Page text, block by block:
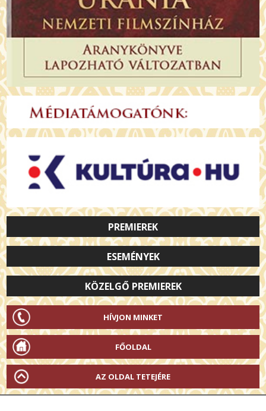
PREMIEREK
ESEMÉNYEK
KÖZELGŐ PREMIEREK
HÍVJON MINKET
FŐOLDAL
AZ OLDAL TETEJÉRE